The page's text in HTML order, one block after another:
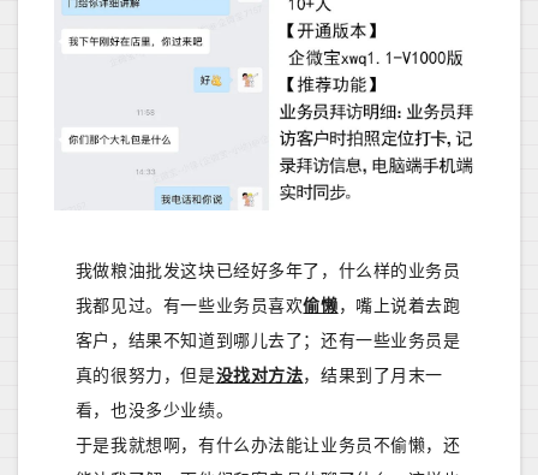
我做粮油批发这块已经好多年了，什么样的业务员
我都见过。有一些业务员喜欢偷懒，嘴上说着去跑
客户，结果不知道到哪儿去了；还有一些业务员是
真的很努力，但是没找对方法，结果到了月末一
看，也没多少业绩。
于是我就想啊，有什么办法能让业务员不偷懒，还